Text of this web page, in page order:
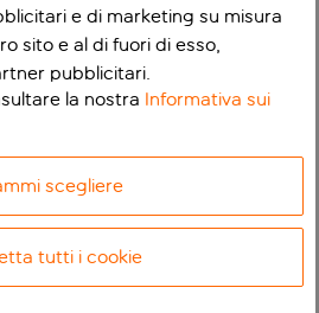
e di marketing su misura
sito e al di fuori di esso,
pubblicitari.
la nostra Informativa sui
scegliere
tutti i cookie